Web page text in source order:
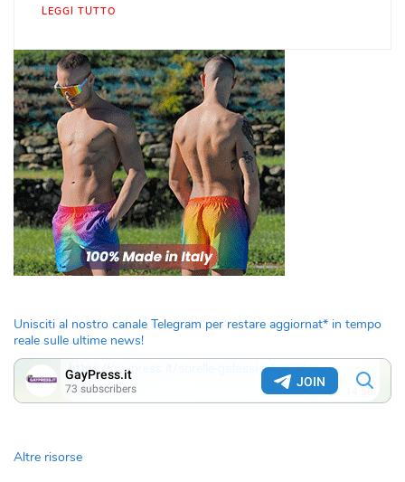
LEGGI TUTTO
Unisciti al nostro canale Telegram per restare aggiornat* in tempo
reale sulle ultime news!
Altre risorse